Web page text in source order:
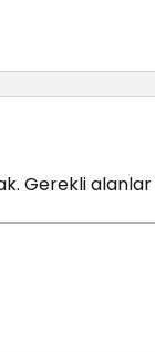
Gerekli alanlar